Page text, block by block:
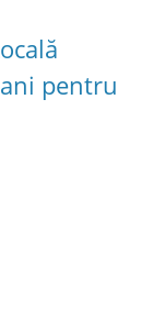
pentru